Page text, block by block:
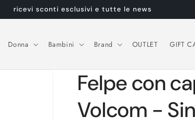
ricevi sconti esclusivi e tutte le news
Donna Bambini Brand OUTLET GIFT
Felpe con
Volcom -